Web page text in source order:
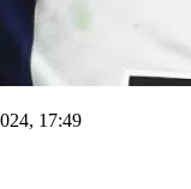
17:49